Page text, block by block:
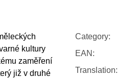
kultury
zaměření
již v druhé
Category:
EAN :
Translation: